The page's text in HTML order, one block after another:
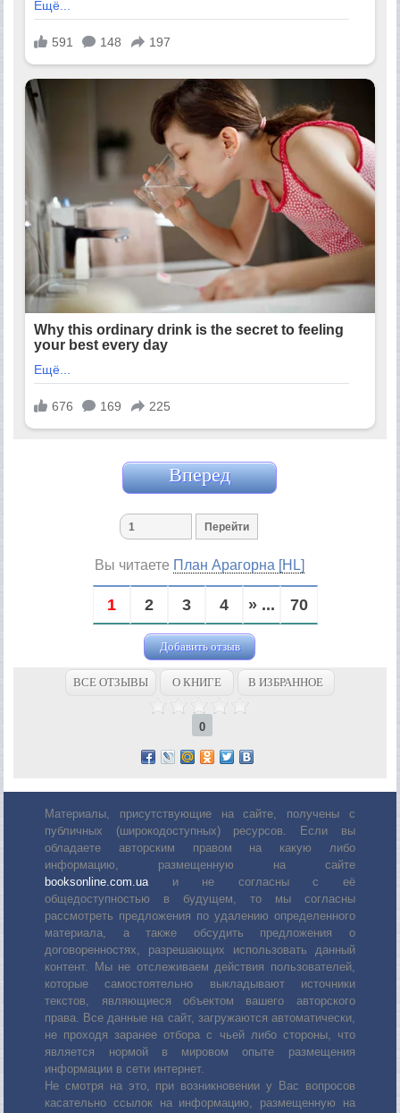
Вперед
Вы читаете План Арагорна [HL]
1 2 3 4 » ... 70
Добавить отзыв
ВСЕ ОТЗЫВЫ О КНИГЕ В ИЗБРАННОЕ
0
Материалы, присутствующие на сайте, получены с
публичных (широкодоступных) ресурсов. Если вы
обладаете авторским правом на какую либо
информацию, размещенную на сайте
booksonline.com.uaи не согласны с её
общедоступностью в будущем, то мы согласны
рассмотреть предложения по удалению определенного
материала, а также обсудить предложения о
договоренностях, разрешающих использовать данный
контент. Мы не отслеживаем действия пользователей,
которые самостоятельно выкладывают источники
текстов, являющиеся объектом вашего авторского
права. Все данные на сайт, загружаются автоматически,
не проходя заранее отбора с чьей либо стороны, что
является нормой в мировом опыте размещения
информации в сети интернет.
Не смотря на это, при возникновении у Вас вопросов
касательно ссылок на информацию, размещенную на